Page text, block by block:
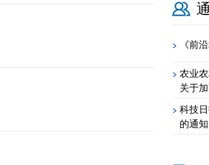
> 《前
> 农业
关于
> 科技
的通知